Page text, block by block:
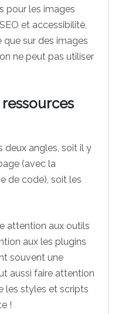
pour les images
et accessibilité,
sur des images
ne peut pas utiliser
deux angles, soit il y
(avec la
de code), soit les
attention aux outils
aux les plugins
souvent une
aussi faire attention
les styles et scripts
!